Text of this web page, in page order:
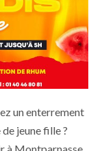
un enterrement
jeune fille ?